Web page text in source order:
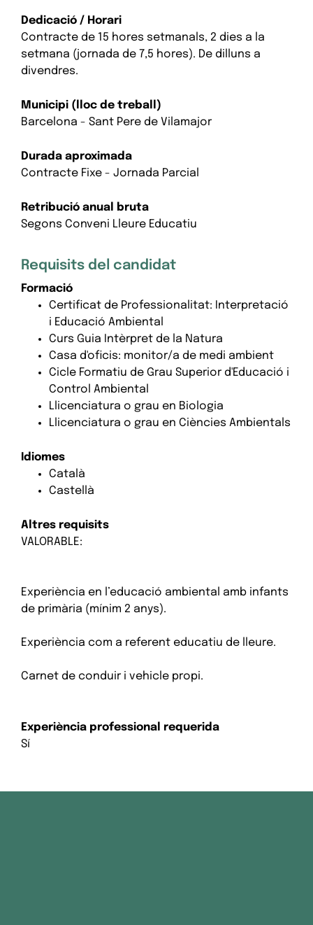
Dedicació / Horari
Contracte de 15 hores setmanals, 2 dies a la
setmana (jornada de 7,5 hores). De dilluns a
divendres.
Municipi (lloc de treball)
Barcelona - Sant Pere de Vilamajor
Durada aproximada
Contracte Fixe - Jornada Parcial
Retribució anual bruta
Segons Conveni Lleure Educatiu
Requisits del candidat
Formació
Certificat de Professionalitat: Interpretació
i Educació Ambiental
Curs Guia Intèrpret de la Natura
Casa d'oficis: monitor/a de medi ambient
Cicle Formatiu de Grau Superior d'Educació i
Control Ambiental
Llicenciatura o grau en Biologia
Llicenciatura o grau en Ciències Ambientals
Idiomes
Català
Castellà
Altres requisits
VALORABLE:
Experiència en l’educació ambiental amb infants
de primària (mínim 2 anys).
Experiència com a referent educatiu de lleure.
Carnet de conduir i vehicle propi.
Experiència professional requerida
Sí